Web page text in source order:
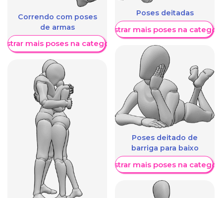
Correndo com poses
de armas
mais poses na categoria
Poses deitadas
Mostrar mais poses na
Poses deitado de
barriga para baixo
Mostrar mais poses na